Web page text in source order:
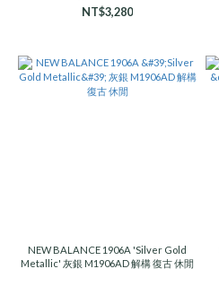
NT$3,280
NEW BALANCE 1906A 'Silver Gold
Metallic' 灰銀 M1906AD 解構 復古 休閒